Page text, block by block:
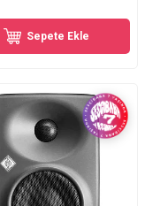
Sepete Ekle